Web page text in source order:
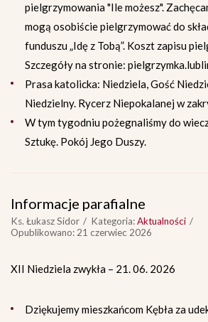
pielgrzymowania "Ile możesz".
mogą osobiście pielgrzymować do
funduszu „Idę z Tobą”. Koszt zapisu
Szczegóły na stronie:
Prasa katolicka: Niedziela, Gość
Niedzielny. Rycerz Niepokalanej w
W tym tygodniu pożegnaliśmy do
Sztukę. Pokój Jego Duszy.
Informacje parafialne
Ks. Łukasz Sidor Kategoria:Aktualności
Opublikowano: 21 czerwiec 2026
XII Niedziela zwykła – 21. 06. 2026
Dziękujemy mieszkańcom Kębła za